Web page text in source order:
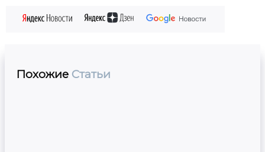
Похожие Статьи